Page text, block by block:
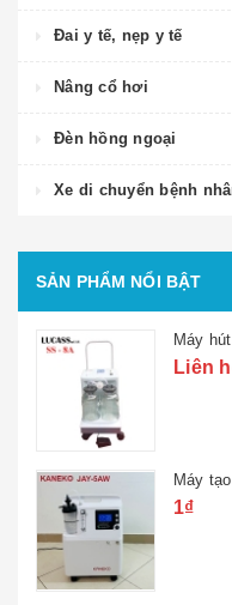
Đai y tế, nẹp y tế
Nâng cổ hơi
Đèn hồng ngoại
Xe di chuyển bệnh
SẢN PHẨM NỔI BẬT
Máy
Liên
Máy
1₫